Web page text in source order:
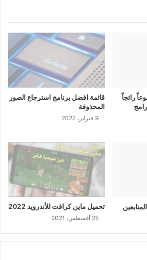
رائجاً
قائمة افضل برنامج استرجاع الصور
المحذوفة
9 فبراير، 2022
تحميل ماين كرافت للأندرويد 2022
25 أغسطس، 2021